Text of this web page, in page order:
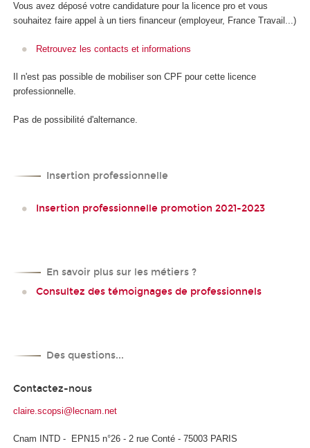
Vous avez déposé votre candidature pour la licence pro et vous
souhaitez faire appel à un tiers financeur (employeur, France Travail...)
Retrouvez les contacts et informations
Il n'est pas possible de mobiliser son CPF pour cette licence
professionnelle.
Pas de possibilité d'alternance
Insertion professionnelle
Insertion professionnelle promotion 2021-2023
En savoir plus sur les métiers ?
Consultez des témoignages de professionnels
Des questions...
Contactez-nous
claire.scopsi@lecnam.net
Cnam INTD - EPN15 n°26 - 2 rue Conté - 75003 PARIS